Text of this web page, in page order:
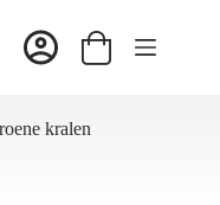
Winkelwagen
kralen